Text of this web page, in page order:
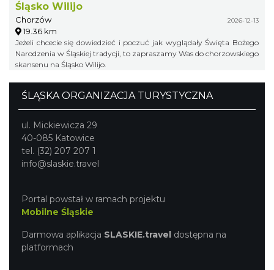
Śląsko Wilijo
Chorzów 2026-12-13
19.36 km
Jeżeli chcecie się dowiedzieć i poczuć jak wyglądały Święta Bożego
Narodzenia w Śląskiej tradycji, to zapraszamy Was do chorzowskiego
skansenu na Śląsko Wilijo.
ŚLĄSKA ORGANIZACJA TURYSTYCZNA
ul. Mickiewicza 29
40-085 Katowice
tel. (32) 207 207 1
info@slaskie.travel
Portal powstał w ramach projektu
Mobilne Śląskie
Darmowa aplikacja SLASKIE.travel dostępna na
platformach